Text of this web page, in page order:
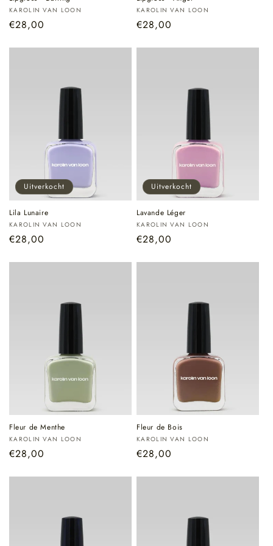
Verkoper:
KAROLIN VAN LOON
Normale
€28,00
Verkoper:
KAROLIN VAN LOON
Normale
€28,00
Uitverkocht
Lila Lunaire
Verkoper:
KAROLIN VAN LOON
Normale
€28,00
Uitverkocht
Lavande Léger
Verkoper:
KAROLIN VAN LOON
Normale
€28,00
Fleur de Menthe
Verkoper:
KAROLIN VAN LOON
Normale
€28,00
Fleur de Bois
Verkoper:
KAROLIN VAN LOON
Normale
€28,00